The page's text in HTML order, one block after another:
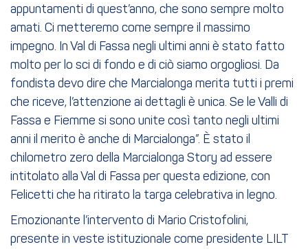
appuntamenti di quest’anno, che sono sempre molto
amati. Ci metteremo come sempre il massimo
impegno. In Val di Fassa negli ultimi anni è stato fatto
molto per lo sci di fondo e di ciò siamo orgogliosi. Da
fondista devo dire che Marcialonga merita tutti i premi
che riceve, l’attenzione ai dettagli è unica. Se le Valli di
Fassa e Fiemme si sono unite così tanto negli ultimi
anni il merito è anche di Marcialonga”. È stato il
chilometro zero della Marcialonga Story ad essere
intitolato alla Val di Fassa per questa edizione, con
Felicetti che ha ritirato la targa celebrativa in legno.
Emozionante l’intervento di Mario Cristofolini,
presente in veste istituzionale come presidente LILT